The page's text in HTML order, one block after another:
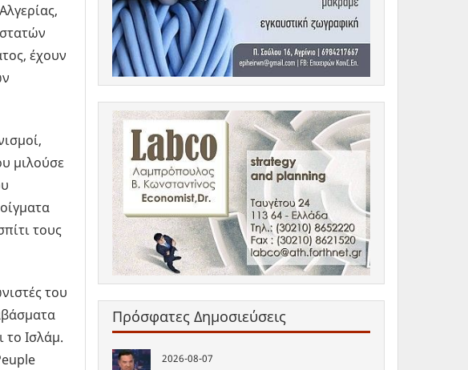
έχουν
μιλούσε
τους
του
το Ισλάμ.
Πρόσφατες Δημοσιεύσεις
2026-08-07